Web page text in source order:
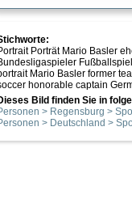
Porträt Mario Basler
Mario Basler former
honorable captain
Bild finden Sie in
> Regensburg >
> Deutschland >